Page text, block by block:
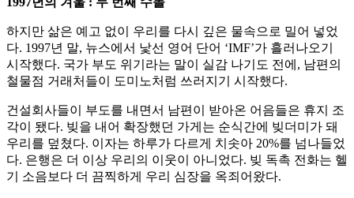
하지만 삶은 예고 없이 우리를 다시 깊은 물속으로 밀어 넣었
다. 1997년 말, 뉴스에서 낯선 영어 단어 ‘IMF’가 흘러나오기
시작했다. 국가 부도 위기라는 말이 실감 나기도 전에, 남편의
철물점 거래처들이 도미노처럼 쓰러지기 시작했다.
건설회사들이 부도를 내면서 남편이 받아온 어음들은 휴지 조
각이 됐다. 빚을 내어 확장했던 가게는 순식간에 빚더미가 돼
우리를 덮쳤다. 이자는 하루가 다르게 치솟아 20%를 넘나들었
다. 은행은 더 이상 우리의 이웃이 아니었다. 빚 독촉 전화는 헬
기 소음보다 더 끔찍하게 우리 심장을 옥죄어왔다.